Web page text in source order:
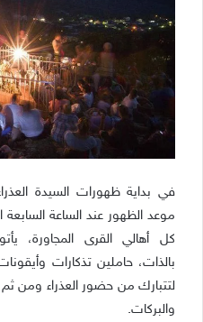
في بداية ظهورات السيدة
موعد الظهور عند الساعة السابعة
كل أهالي القرى المجاورة،
بالذات، حاملين تذكارات
لتتبارك من حضور العذراء ومن ثم
والبركات.